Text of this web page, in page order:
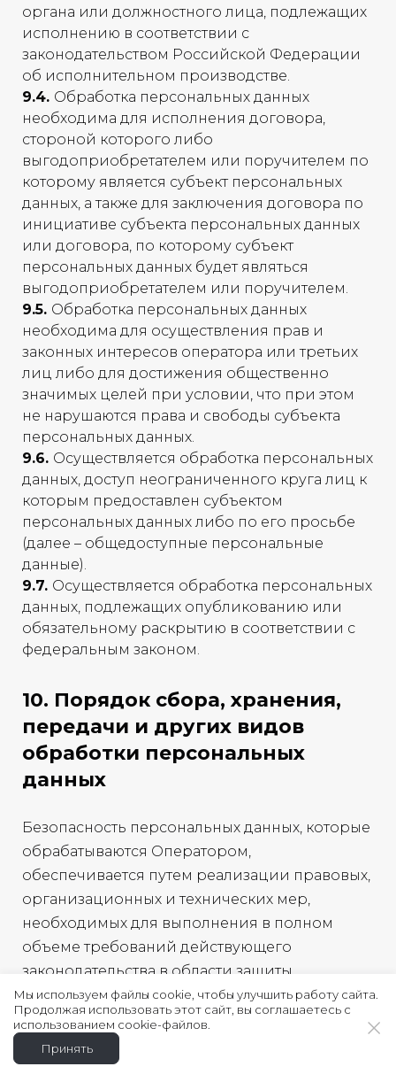
органа или должностного лица, подлежащих
исполнению в соответствии с
законодательством Российской Федерации
об исполнительном производстве.
9.4. Обработка персональных данных
необходима для исполнения договора,
стороной которого либо
выгодоприобретателем или поручителем по
которому является субъект персональных
данных, а также для заключения договора по
инициативе субъекта персональных данных
или договора, по которому субъект
персональных данных будет являться
выгодоприобретателем или поручителем.
9.5. Обработка персональных данных
необходима для осуществления прав и
законных интересов оператора или третьих
лиц либо для достижения общественно
значимых целей при условии, что при этом
не нарушаются права и свободы субъекта
персональных данных.
9.6. Осуществляется обработка персональных
данных, доступ неограниченного круга лиц к
которым предоставлен субъектом
персональных данных либо по его просьбе
(далее – общедоступные персональные
данные).
9.7. Осуществляется обработка персональных
данных, подлежащих опубликованию или
обязательному раскрытию в соответствии с
федеральным законом.
10. Порядок сбора, хранения,
передачи и других видов
обработки персональных
данных
Безопасность персональных данных, которые
обрабатываются Оператором,
обеспечивается путем реализации правовых,
организационных и технических мер,
необходимых для выполнения в полном
объеме требований действующего
законодательства в области защиты
персональных данных.
10.1.Оператор обеспечивает сохранность
персональных данных и принимает все
возможные меры, исключающие доступ к
Мы используем файлы cookie, чтобы улучшить работу сайта.
Продолжая использовать этот сайт, вы соглашаетесь с
использованием cookie-файлов.
Принять